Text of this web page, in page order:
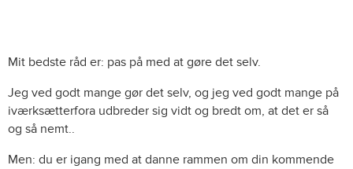
Mit bedste råd er: pas på med at gøre det selv.
Jeg ved godt mange gør det selv, og jeg ved godt mange på
iværksætterfora udbreder sig vidt og bredt om, at det er så
og så nemt..
Men: du er igang med at danne rammen om din kommende